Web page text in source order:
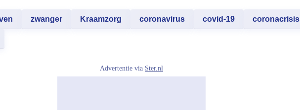
zwanger Kraamzorg coronavirus covid-19 coronacrisis
Advertentie via Ster.nl